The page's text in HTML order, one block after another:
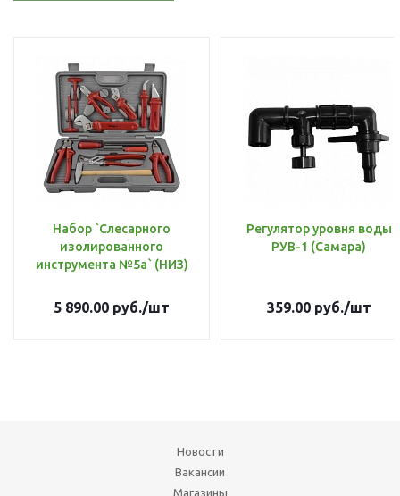
Набор `Слесарного
изолированного
инструмента №5а` (НИЗ)
5 890.00 руб./шт
Регулятор уровня воды
РУВ-1 (Самара)
359.00руб./шт
Новости
Вакансии
Магазины